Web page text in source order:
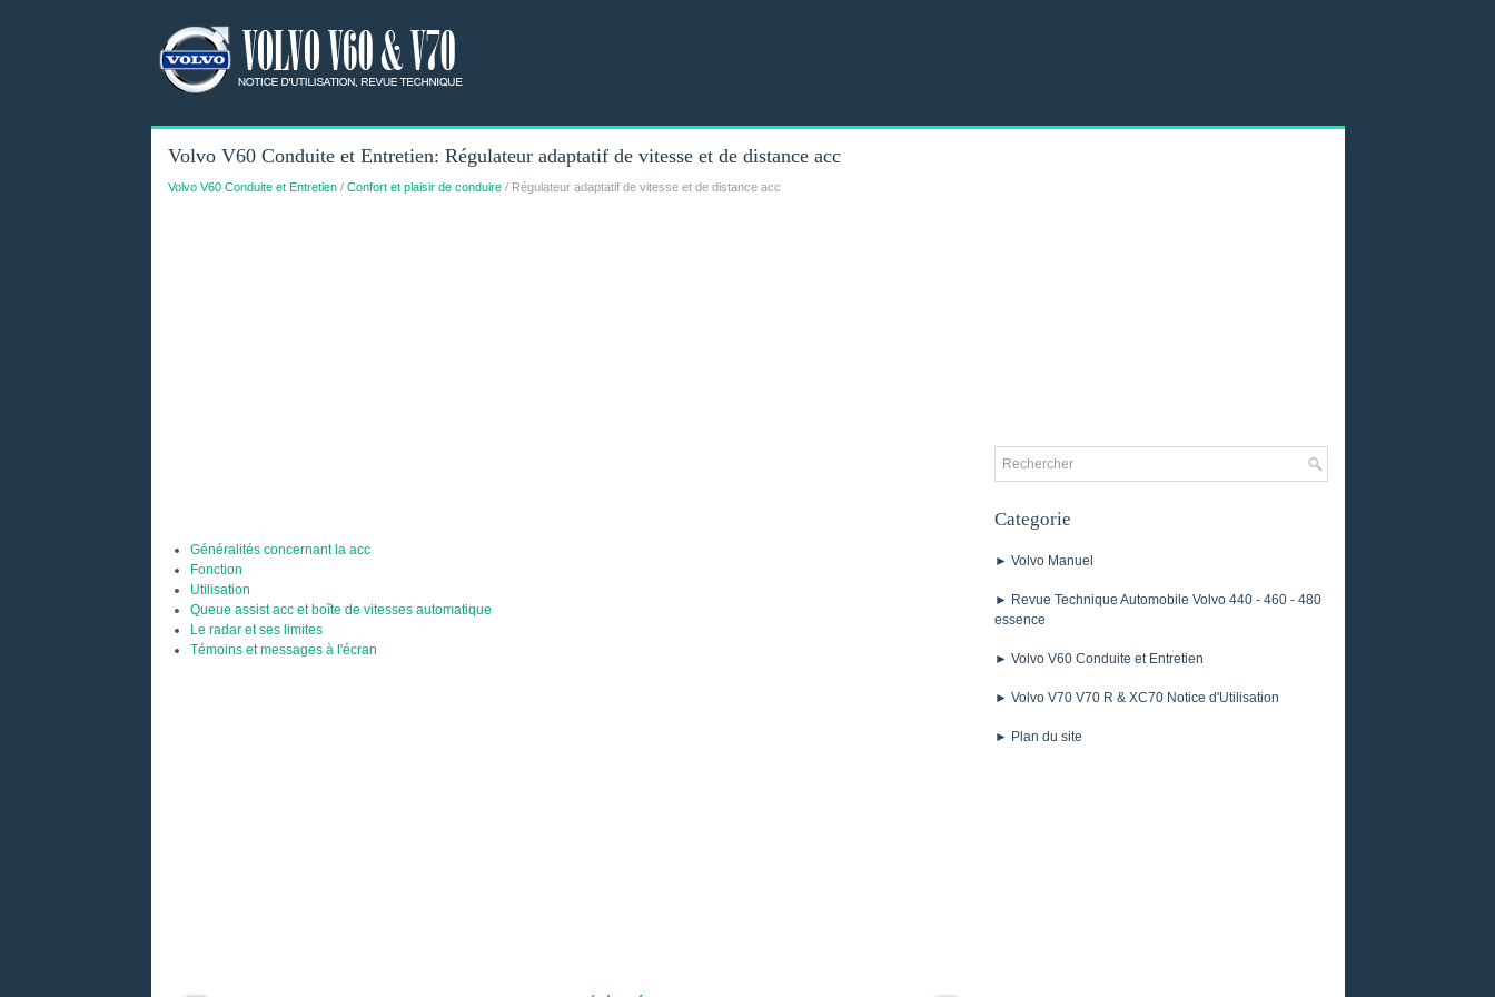
Volvo V60 Conduite et Entretien: Régulateur adaptatif de vitesse et de distance acc
Volvo V60 Conduite et Entretien/ Confort et plaisir de conduire/ Régulateur adaptatif de vitesse et de distance acc
Généralités concernant la acc
Fonction
Utilisation
Queue assist acc et boîte de vitesses automatique
Le radar et ses limites
Témoins et messages à l'écran
Categorie
► Volvo Manuel
► Revue Technique Automobile Volvo 440 - 460 - 480
essence
► Volvo V60 Conduite et Entretien
► Volvo V70 V70 R & XC70 Notice d'Utilisation
► Plan du site